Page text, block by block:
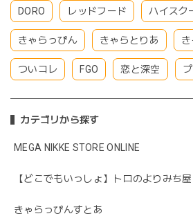
DORO レッドフード ハイスク
きゃらっぴん きゃらとりあ
ついコレ FGO 恋と深空
カテゴリから探す
MEGA NIKKE STORE ONLINE
【どこでもいっしょ】トロのよりみち
きゃらっぴんすとあ